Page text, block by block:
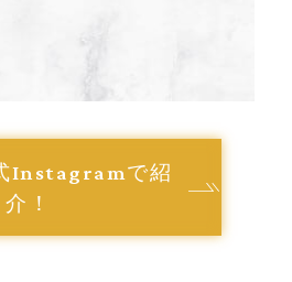
Instagramで紹
介！